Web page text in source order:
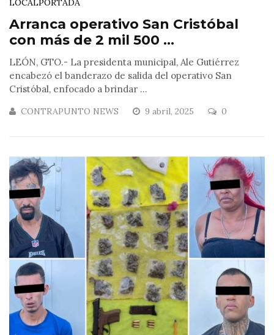
Arranca operativo San Cristóbal
con más de 2 mil 500 ...
LEÓN, GTO.- La presidenta municipal, Ale Gutiérrez
encabezó el banderazo de salida del operativo San
Cristóbal, enfocado a brindar ...
CONTRAPUNTO NEWS 9 abril, 2025 0